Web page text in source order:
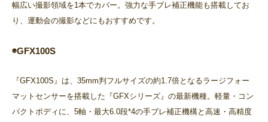
幅広い撮影領域を1本でカバー。強力な手ブレ補正機能も搭載してお
り、運動会の撮影などにもおすすめです。
◉GFX100S
『GFX100S』は、35mm判フルサイズの約1.7倍となるラージフォー
マットセンサーを搭載した『GFXシリーズ』の最新機種。軽量・コン
パクトボディに、5軸・最大6.0段*4の手ブレ補正機構と高速・高精度